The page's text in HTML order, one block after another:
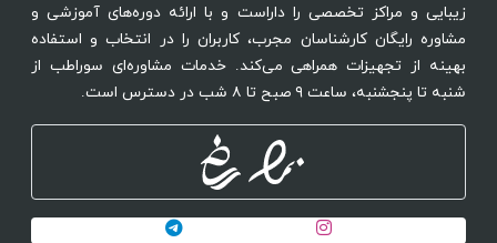
زیبایی و مراکز تخصصی را داراست و با ارائه دوره‌های آموزشی و
مشاوره رایگان کارشناسان مجرب، کاربران را در انتخاب و استفاده
بهینه از تجهیزات همراهی می‌کند. خدمات مشاوره‌ای سوراطب از
شنبه تا پنجشنبه، ساعت ۹ صبح تا ۸ شب در دسترس است.